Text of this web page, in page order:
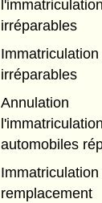
irréparables
irréparables
automobiles
remplacement